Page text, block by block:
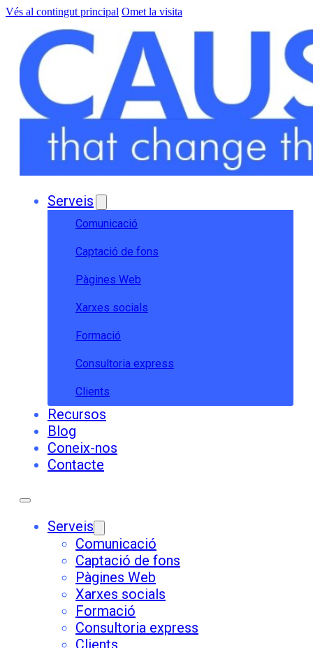
Vés al contingut principal Omet la visita
Serveis
Comunicació
Captació de fons
Pàgines Web
Xarxes socials
Formació
Consultoria express
Clients
Recursos
Blog
Coneix-nos
Contacte
Serveis
Comunicació
Captació de fons
Pàgines Web
Xarxes socials
Formació
Consultoria express
Clients